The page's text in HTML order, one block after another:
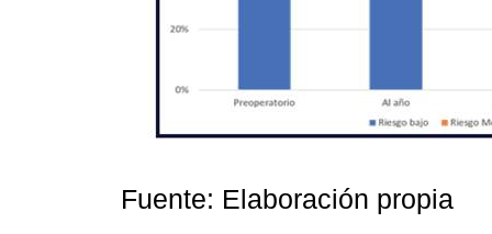
Fuente: Elaboración propia